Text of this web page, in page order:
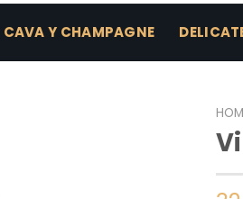
CAVA Y CHAMPAGNE